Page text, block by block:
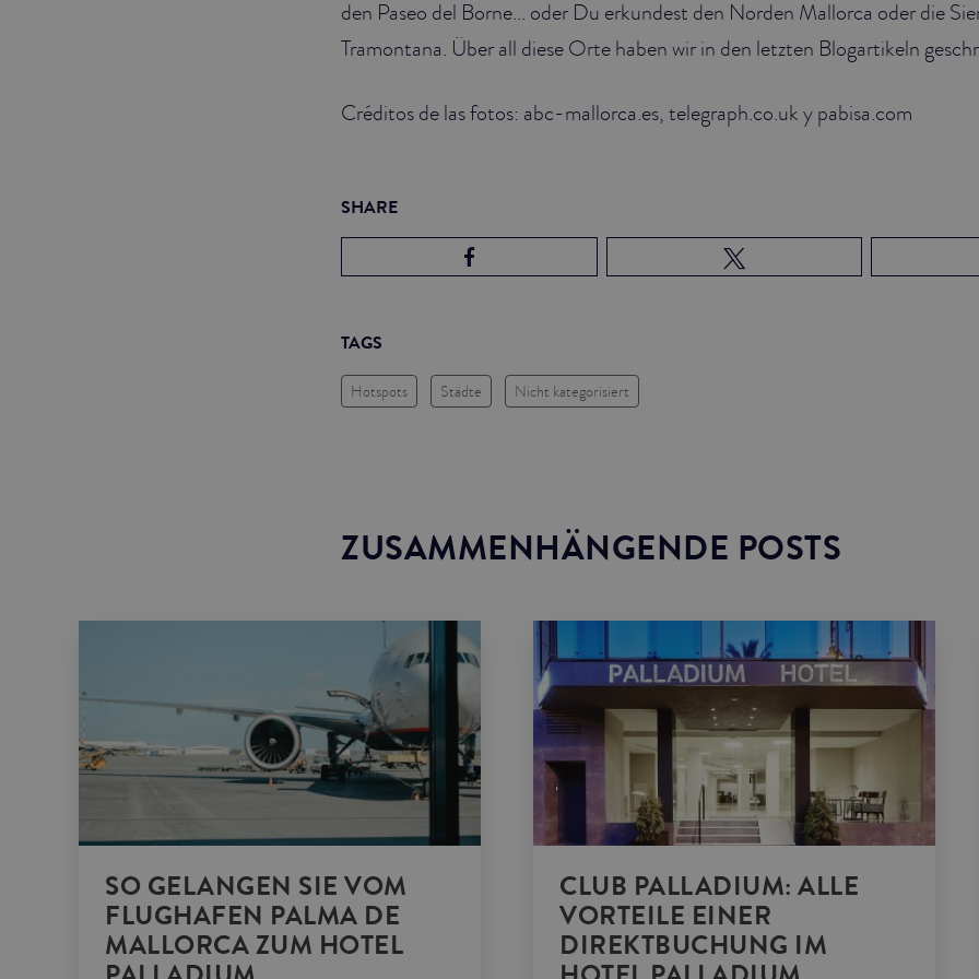
den Paseo del Borne… oder Du erkundest den Norden Mallorca oder die
Tramontana. Über all diese Orte haben wir in den letzten Blogartikeln
Créditos de las fotos: abc-mallorca.es, telegraph.co.uk y pabisa.com
SHARE
TAGS
Hotspots Städte Nicht kategorisiert
ZUSAMMENHÄNGENDE POSTS
SO GELANGEN SIE VOM
FLUGHAFEN PALMA DE
MALLORCA ZUM HOTEL
CLUB PALLADIUM: ALLE
VORTEILE EINER
DIREKTBUCHUNG IM